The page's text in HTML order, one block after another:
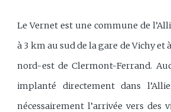
Le Vernet est une commune de
à 3 km au sud de la gare de Vichy et
nord-est de Clermont-Ferrand.
implanté directement dans
nécessairement l’arrivée vers des